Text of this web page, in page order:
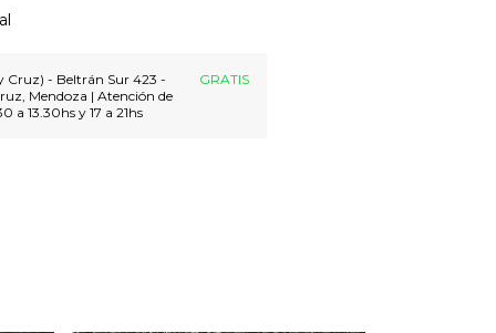
Cruz) - Beltrán Sur 423 -
Mendoza | Atención de
a 13.30hs y 17 a 21hs
GRATIS